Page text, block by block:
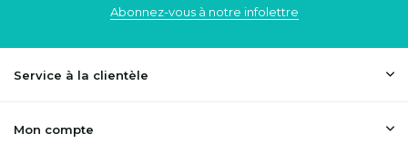
Abonnez-vous à notre infolettre
Service à la clientèle
Mon compte